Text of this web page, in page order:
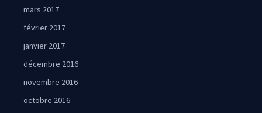
mars 2017
février 2017
janvier 2017
décembre 2016
novembre 2016
octobre 2016